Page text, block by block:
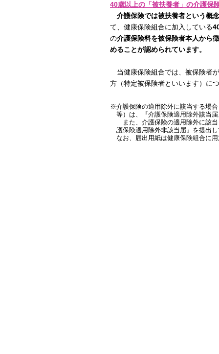
40歳以上の「被扶養者」の介護保
介護保険では被扶養者という概
て、健康保険組合に加入している
の介護保険料を被保険者本人から
めることが認められています。
当健康保険組合では、被保険者
方（特定被保険者といいます）に
※介護保険の適用除外に該当する場
等）は、『介護保険適用除外該当
また、介護保険の適用除外に該
護保険適用除外非該当届』を提出
なお、届出用紙は健康保険組合に